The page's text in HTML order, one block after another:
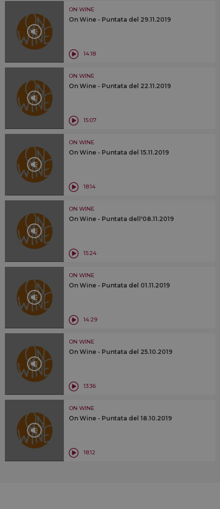
ON WINE
On Wine - Puntata del 29.11.2019
14:18
ON WINE
On Wine - Puntata del 22.11.2019
15:07
ON WINE
On Wine - Puntata del 15.11.2019
18:14
ON WINE
On Wine - Puntata dell'08.11.2019
15:24
ON WINE
On Wine - Puntata del 01.11.2019
14:29
ON WINE
On Wine - Puntata del 25.10.2019
13:36
ON WINE
On Wine - Puntata del 18.10.2019
18:12